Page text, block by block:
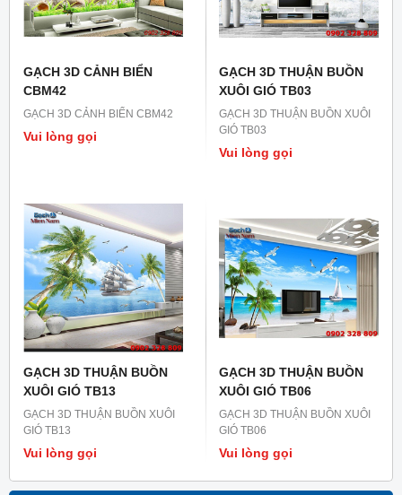
GẠCH 3D CẢNH BIỂN
CBM42
GẠCH 3D CẢNH BIỂN CBM42
Vui lòng gọi
GẠCH 3D THUẬN BUỒN
XUÔI GIÓ TB03
GẠCH 3D THUẬN BUỒN XUÔI
GIÓ TB03
Vui lòng gọi
GẠCH 3D THUẬN BUỒN
XUÔI GIÓ TB13
GẠCH 3D THUẬN BUỒN XUÔI
GIÓ TB13
Vui lòng gọi
GẠCH 3D THUẬN BUỒN
XUÔI GIÓ TB06
GẠCH 3D THUẬN BUỒN XUÔI
GIÓ TB06
Vui lòng gọi